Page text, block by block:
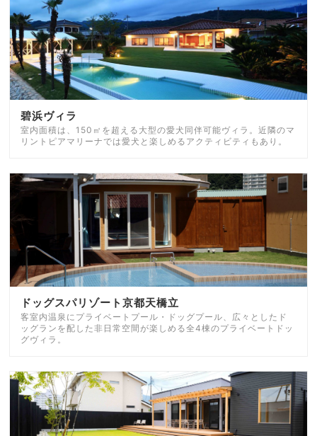
碧浜ヴィラ
室内面積は、150㎡を超える大型の愛犬同伴可能ヴィラ。近隣のマ
リントピアマリーナでは愛犬と楽しめるアクティビティもあり。
ドッグスパリゾート京都天橋立
客室内温泉にプライベートプール・ドッグプール、広々としたド
ッグランを配した非日常空間が楽しめる全4棟のプライベートドッ
グヴィラ。